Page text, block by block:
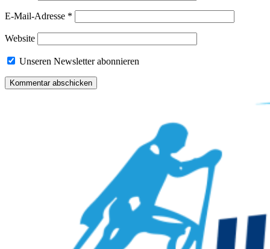
E-Mail-Adresse *
Website
Unseren Newsletter abonnieren